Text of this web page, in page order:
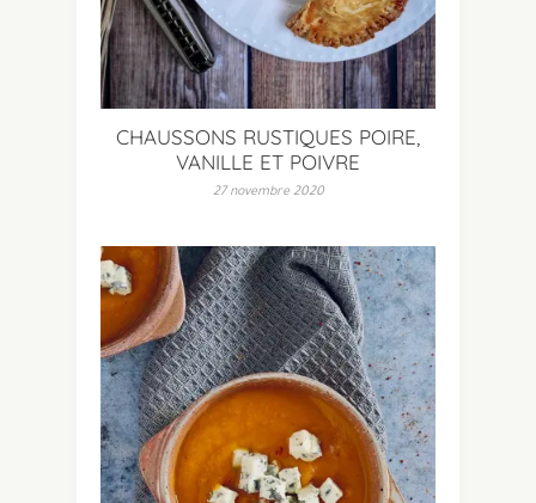
CHAUSSONS RUSTIQUES POIRE,
VANILLE ET POIVRE
27 novembre 2020